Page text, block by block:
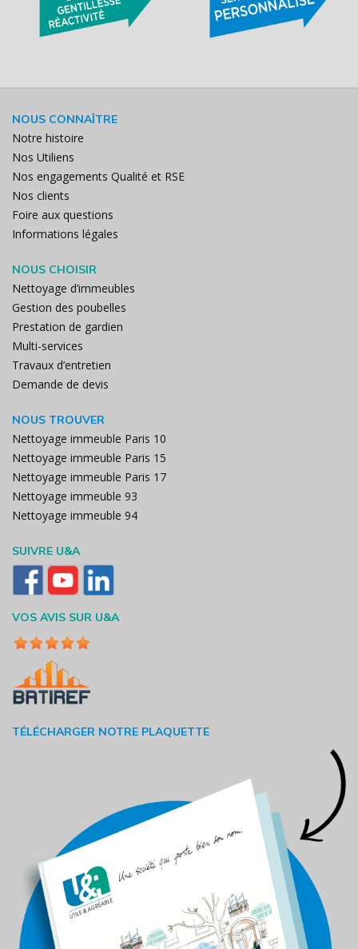
NOUS CONNAÎTRE
Notre histoire
Nos Utiliens
Nos engagements Qualité et RSE
Nos clients
Foire aux questions
Informations légales
NOUS CHOISIR
Nettoyage d’immeubles
Gestion des poubelles
Prestation de gardien
Multi-services
Travaux d’entretien
Demande de devis
NOUS TROUVER
Nettoyage immeuble Paris 10
Nettoyage immeuble Paris 15
Nettoyage immeuble Paris 17
Nettoyage immeuble 93
Nettoyage immeuble 94
SUIVRE U&A
VOS AVIS SUR U&A
TÉLÉCHARGER NOTRE PLAQUETTE